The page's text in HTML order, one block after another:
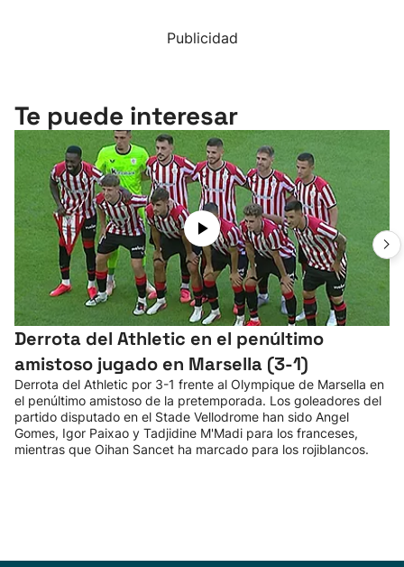
Publicidad
Te puede interesar
Derrota del Athletic en el penúltimo
amistoso jugado en Marsella (3-1)
Derrota del Athletic por 3-1 frente al Olympique de Marsella en
el penúltimo amistoso de la pretemporada. Los goleadores del
partido disputado en el Stade Vellodrome han sido Angel
Gomes, Igor Paixao y Tadjidine M'Madi para los franceses,
mientras que Oihan Sancet ha marcado para los rojiblancos.